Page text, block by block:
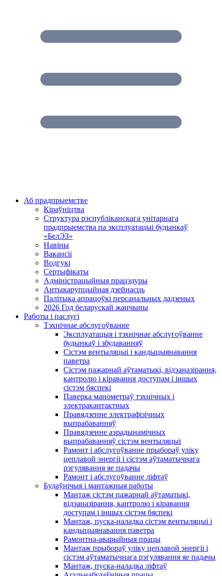
Аб прадпрыемстве
Кіраўніцтва
Структура рэспубліканскага унітарнага
прадпрыемства па эксплуатацыі будынкаў
«БелЭЗ»
Навіны
Вакансіі
Водгукі
Сертыфікаты
Адміністрацыйныя працэдуры
Антыкарупцыйная дзейнасць
Палітыка апрацоўкі персанальных дадзеных
2026 Год беларускай жанчыны
Работы і паслугі
Тэхнічнае абслугоўванне
Эксплуатацыя і тэхнічнае абслугоўванне
будынкаў і збудаванняў
Сістэм вентыляцыі і кандыцыянавання
паветра
Сістэм пажарнай аўтаматыкі, відэаназірання,
кантролю і кіравання доступам і іншых
сістэм бяспекі
Паверка манометраў тэхнічных і
электракантактных
Правядзенне электрафізічных
выпрабаванняў
Правядзенне аэрадынамічных
выпрабаванняў сістэм вентыляцыі
Рамонт і абслугоўванне прыбораў уліку
цеплавой энергіі і сістэм аўтаматычнага
рэгулявання яе падачы
Рамонт і абслугоўванне ліфтаў
Будаўнічыя і мантажныя работы
Мантаж сістэм пажарнай аўтаматыкі,
відэаназірання, кантролю і кіравання
доступам і іншых сістэм бяспекі
Мантаж, пуска-наладка сістэм вентыляцыі і
кандыцыянавання паветра
Рамонтна-аварыйныя працы
Мантаж прыбораў уліку цеплавой энергіі і
сістэм аўтаматычнага рэгулявання яе падачы
Мантаж, пуска-наладка ліфтаў